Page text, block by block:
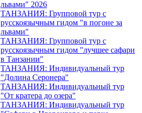
львами" 2026
ТАНЗАНИЯ: Групповой тур с
русскоязычным гидом "в погоне за
львами"
ТАНЗАНИЯ: Групповой тур с
русскоязычным гидом "лучшее сафари
в Танзании"
ТАНЗАНИЯ: Индивидуальный тур
"Долина Серонера"
ТАНЗАНИЯ: Индивидуальный тур
"От кратера до озера"
ТАНЗАНИЯ: Индивидуальный тур